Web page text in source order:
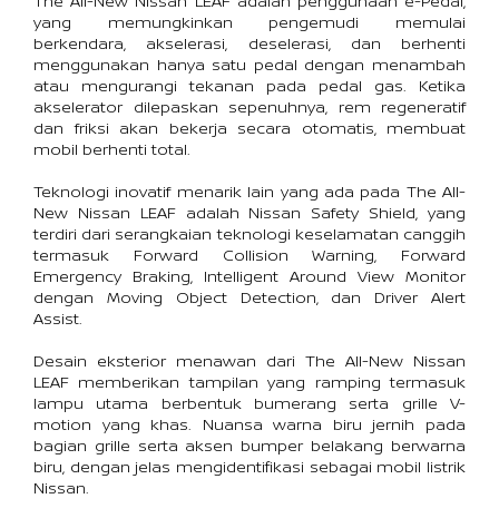
yang memungkinkan pengemudi memulai
berkendara, akselerasi, deselerasi, dan berhenti
menggunakan hanya satu pedal dengan menambah
atau mengurangi tekanan pada pedal gas. Ketika
akselerator dilepaskan sepenuhnya, rem regeneratif
dan friksi akan bekerja secara otomatis, membuat
mobil berhenti total.
Teknologi inovatif menarik lain yang ada pada The All-
New Nissan LEAF adalah Nissan Safety Shield, yang
terdiri dari serangkaian teknologi keselamatan canggih
termasuk Forward Collision Warning, Forward
Emergency Braking, Intelligent Around View Monitor
dengan Moving Object Detection, dan Driver Alert
Assist.
Desain eksterior menawan dari The All-New Nissan
LEAF memberikan tampilan yang ramping termasuk
lampu utama berbentuk bumerang serta grille V-
motion yang khas. Nuansa warna biru jernih pada
bagian grille serta aksen bumper belakang berwarna
biru, dengan jelas mengidentifikasi sebagai mobil listrik
Nissan.